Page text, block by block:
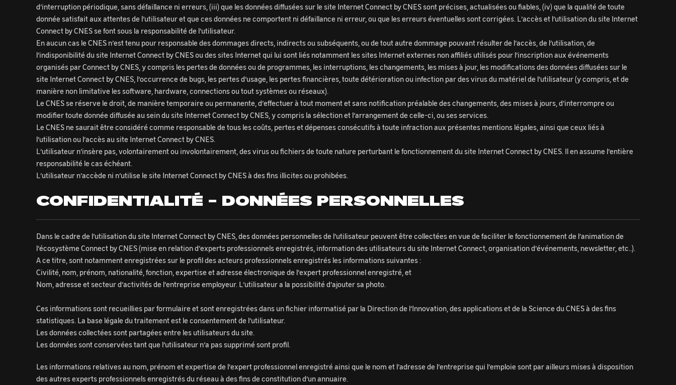
d’interruption périodique, sans défaillance ni erreurs, (iii) que les données diffusées sur le site Internet Connect by CNES sont précises, actualisées ou fiables, (iv) que la qualité de toute
donnée satisfait aux attentes de l’utilisateur et que ces données ne comportent ni défaillance ni erreur, ou que les erreurs éventuelles sont corrigées. L’accès et l’utilisation du site Internet
Connect by CNES se font sous la responsabilité de l’utilisateur.
En aucun cas le CNES n’est tenu pour responsable des dommages directs, indirects ou subséquents, ou de tout autre dommage pouvant résulter de l’accès, de l’utilisation, de
l’indisponibilité du site Internet Connect by CNES ou des sites Internet qui lui sont liés notamment les sites Internet externes non affiliés utilisés pour l’inscription aux événements
organisés par Connect by CNES, y compris les pertes de données ou de programmes, les interruptions, les changements, les mises à jour, les modifications des données diffusées sur le
site Internet Connect by CNES, l’occurrence de bugs, les pertes d’usage, les pertes financières, toute détérioration ou infection par des virus du matériel de l’utilisateur (y compris, et de
manière non limitative les software, hardware, connections ou tout systèmes ou réseaux).
Le CNES se réserve le droit, de manière temporaire ou permanente, d’effectuer à tout moment et sans notification préalable des changements, des mises à jours, d’interrompre ou
modifier toute donnée diffusée au sein du site Internet Connect by CNES, y compris la sélection et l’arrangement de celle-ci, ou ses services.
Le CNES ne saurait être considéré comme responsable de tous les coûts, pertes et dépenses consécutifs à toute infraction aux présentes mentions légales, ainsi que ceux liés à
l’utilisation ou l’accès au site Internet Connect by CNES.
L’utilisateur n’insère pas, volontairement ou involontairement, des virus ou fichiers de toute nature perturbant le fonctionnement du site Internet Connect by CNES. Il en assume l’entière
responsabilité le cas échéant.
L’utilisateur n’accède ni n’utilise le site Internet Connect by CNES à des fins illicites ou prohibées.
CONFIDENTIALITÉ – DONNÉES PERSONNELLES
Dans le cadre de l’utilisation du site Internet Connect by CNES, des données personnelles de l’utilisateur peuvent être collectées en vue de faciliter le fonctionnement de l’animation de
l’écosystème Connect by CNES (mise en relation d’experts professionnels enregistrés, information des utilisateurs du site Internet Connect, organisation d’événements, newsletter, etc..).
A ce titre, sont notamment enregistrées sur le profil des acteurs professionnels enregistrés les informations suivantes :
Civilité, nom, prénom, nationalité, fonction, expertise et adresse électronique de l’expert professionnel enregistré, et
Nom, adresse et secteur d’activités de l’entreprise employeur. L’utilisateur a la possibilité d’ajouter sa photo.
Ces informations sont recueillies par formulaire et sont enregistrées dans un fichier informatisé par la Direction de l’Innovation, des applications et de la Science du CNES à des fins
statistiques. La base légale du traitement est le consentement de l’utilisateur.
Les données collectées sont partagées entre les utilisateurs du site.
Les données sont conservées tant que l’utilisateur n’a pas supprimé sont profil.
Les informations relatives au nom, prénom et expertise de l’expert professionnel enregistré ainsi que le nom et l’adresse de l’entreprise qui l’emploie sont par ailleurs mises à disposition
des autres experts professionnels enregistrés du réseau à des fins de constitution d’un annuaire.